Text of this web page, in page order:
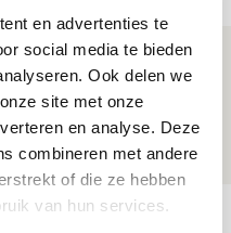
en advertenties te
social media te bieden
Ook delen we
site met onze
en analyse. Deze
combineren met andere
of die ze hebben
van hun services.
van Godts in
duels